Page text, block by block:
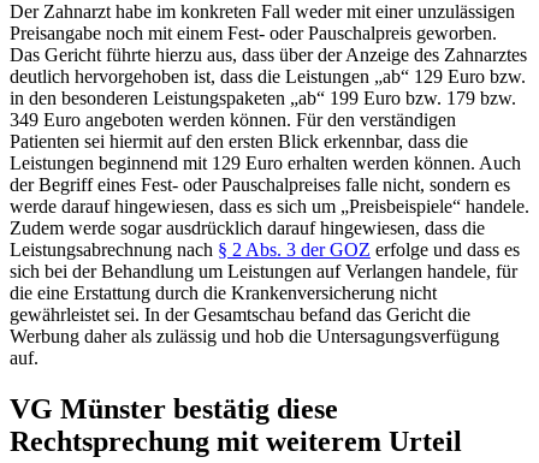
Der Zahnarzt habe im konkreten Fall weder mit einer unzulässigen
Preisangabe noch mit einem Fest- oder Pauschalpreis geworben.
Das Gericht führte hierzu aus, dass über der Anzeige des Zahnarztes
deutlich hervorgehoben ist, dass die Leistungen „ab“ 129 Euro bzw.
in den besonderen Leistungspaketen „ab“ 199 Euro bzw. 179 bzw.
349 Euro angeboten werden können. Für den verständigen
Patienten sei hiermit auf den ersten Blick erkennbar, dass die
Leistungen beginnend mit 129 Euro erhalten werden können. Auch
der Begriff eines Fest- oder Pauschalpreises falle nicht, sondern es
werde darauf hingewiesen, dass es sich um „Preisbeispiele“ handele.
Zudem werde sogar ausdrücklich darauf hingewiesen, dass die
Leistungsabrechnung nach § 2 Abs. 3 der GOZ erfolge und dass es
sich bei der Behandlung um Leistungen auf Verlangen handele, für
die eine Erstattung durch die Krankenversicherung nicht
gewährleistet sei. In der Gesamtschau befand das Gericht die
Werbung daher als zulässig und hob die Untersagungsverfügung
auf.
VG Münster bestätig diese
Rechtsprechung mit weiterem Urteil